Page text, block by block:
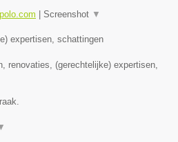
Screenshot ▼
expertisen, schattingen
renovaties, (gerechtelijke) expertisen,